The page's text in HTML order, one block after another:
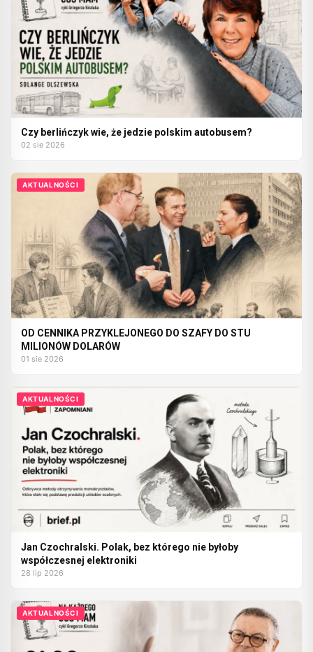
Czy berlińczyk wie, że jedzie polskim autobusem?
02 sie 2026
AKTUALNOŚCI
OD CENNIKA PRZYKLEJONEGO DO SZAFY DO STU
MILIONÓW DOLARÓW
01 sie 2026
AKTUALNOŚCI
Jan Czochralski. Polak, bez którego nie byłoby
współczesnej elektroniki
28 lip 2026
AKTUALNOŚCI